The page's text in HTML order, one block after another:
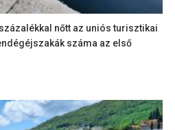
nőtt az uniós turisztikai
száma az első